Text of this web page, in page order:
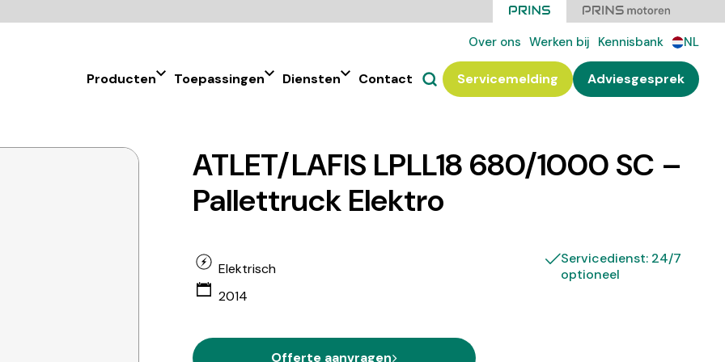
Over ons Werken bij Kennisbank NL
Producten Toepassingen Diensten Contact Servicemelding Adviesgesprek
ATLET/LAFIS LPLL18 680/1000 SC –
Pallettruck Elektro
Elektrisch
2014
Offerte aanvragen
Servicedienst: 24/7
optioneel